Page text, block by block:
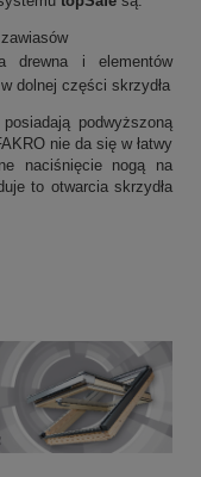
drewna i elementów
dolnej części skrzydła
posiadają podwyższoną
nie da się w łatwy
naciśnięcie nogą na
to otwarcia skrzydła